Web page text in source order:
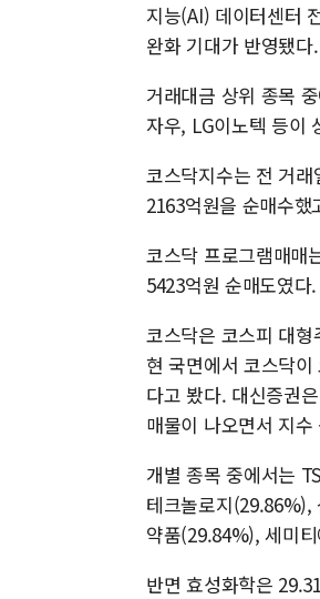
지능(AI) 데이터센터
완화 기대가 반영됐다.
거래대금 상위 종목
자우, LG이노텍 등이
코스닥지수는 전 거
2163억원을 순매수
코스닥 프로그램매매
5423억원 순매도였
코스닥은 코스피 대
현 국면에서 코스닥
다고 봤다. 대신증권
매물이 나오면서 지
개별 종목 중에서는
테크놀로지
약품(29.84%), 세미
반면 효성화학은